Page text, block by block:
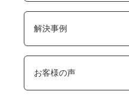
解決事例
お客様の声